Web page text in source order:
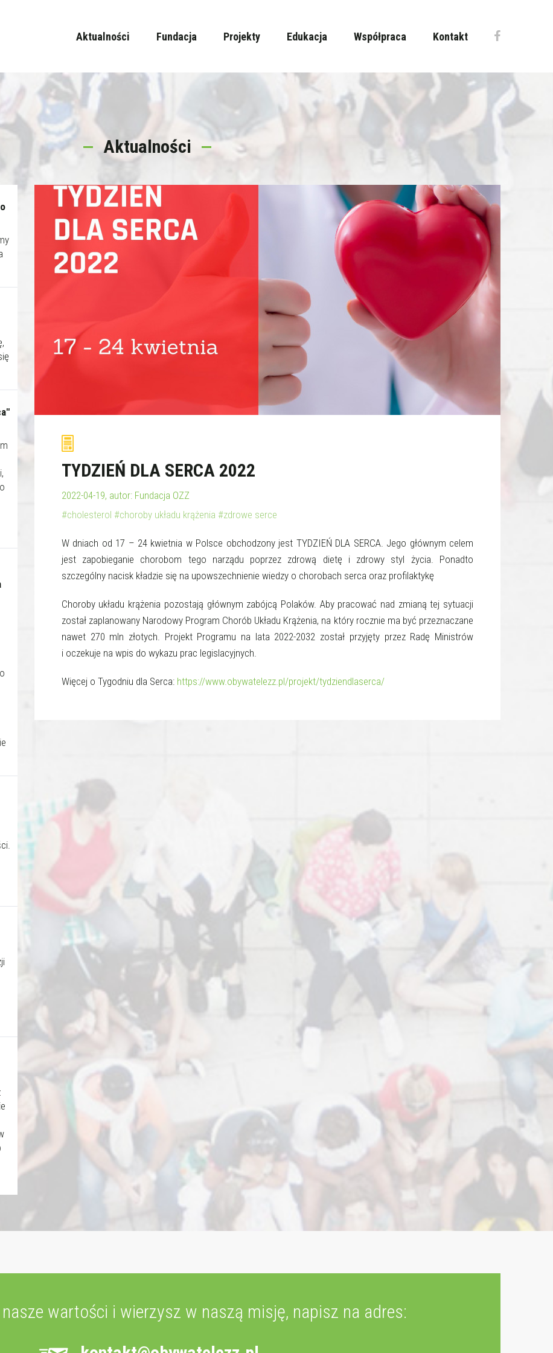
Aktualności Fundacja Projekty Edukacja Współpraca Kontakt
Aktualności
TYDZIEŃ DLA SERCA 2022
2022-04-19, autor: Fundacja OZZ
#cholesterol #choroby układu krążenia #zdrowe serce
W dniach od 17 – 24 kwietnia w Polsce obchodzony jest TYDZIEŃ DLA SERCA. Jego głównym celem
jest zapobieganie chorobom tego narządu poprzez zdrową dietę i zdrowy styl życia. Ponadto
szczególny nacisk kładzie się na upowszechnienie wiedzy o chorobach serca oraz profilaktykę
Choroby układu krążenia pozostają głównym zabójcą Polaków. Aby pracować nad zmianą tej sytuacji
został zaplanowany Narodowy Program Chorób Układu Krążenia, na który rocznie ma być przeznaczane
nawet 270 mln złotych. Projekt Programu na lata 2022-2032 został przyjęty przez Radę Ministrów
i oczekuje na wpis do wykazu prac legislacyjnych.
Więcej o Tygodniu dla Serca: https://www.obywatelezz.pl/projekt/tydziendlaserca/
wartości i wierzysz w naszą misję, napisz na adres: